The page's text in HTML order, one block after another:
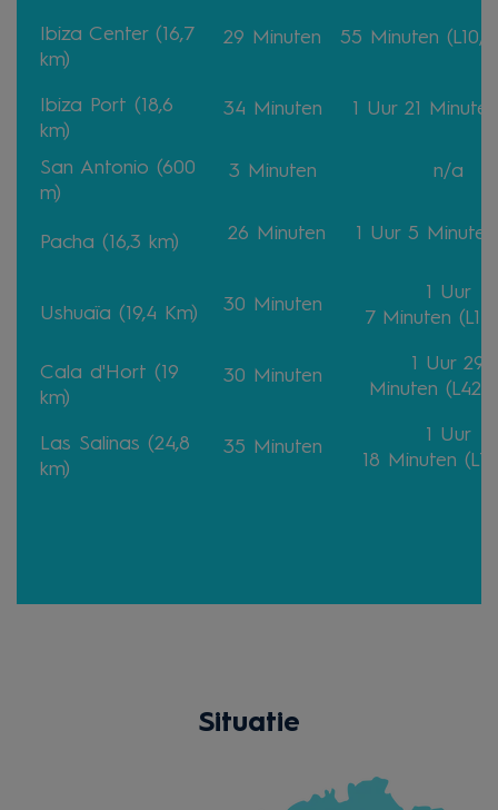
Ibiza Center (16,7
km)
29 Minuten 55 Minuten (L10/
Ibiza Port (18,6
km)
34 Minuten 1 Uur 21 Minuten
San Antonio (600
m)
3 Minuten n/a
Pacha (16,3 km) 26 Minuten 1 Uur 5 Minuten
Ushuaïa (19,4 Km) 30 Minuten
1 Uur
7 Minuten
Cala d'Hort (19
km)
30 Minuten
1 Uur 29
Minuten
Las Salinas (24,8
km)
35 Minuten
1 Uur
18 Minuten
Situatie